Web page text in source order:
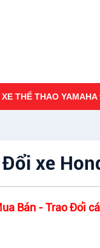
XE THỂ THAO YAMAHA
xe
Bán - Trao Đổi